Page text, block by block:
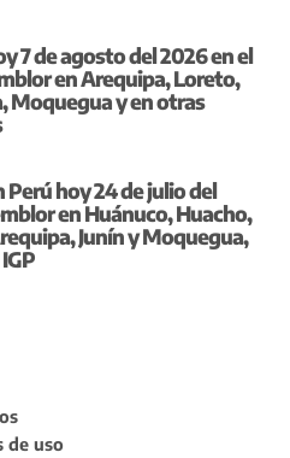
7 de agosto del 2026 en el
en Arequipa, Loreto,
Moquegua y en otras
Perú hoy 24 de julio del
en Huánuco, Huacho,
Junín y Moquegua,
de uso